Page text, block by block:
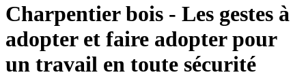
Charpentier bois - Les gestes à
adopter et faire adopter pour
un travail en toute sécurité